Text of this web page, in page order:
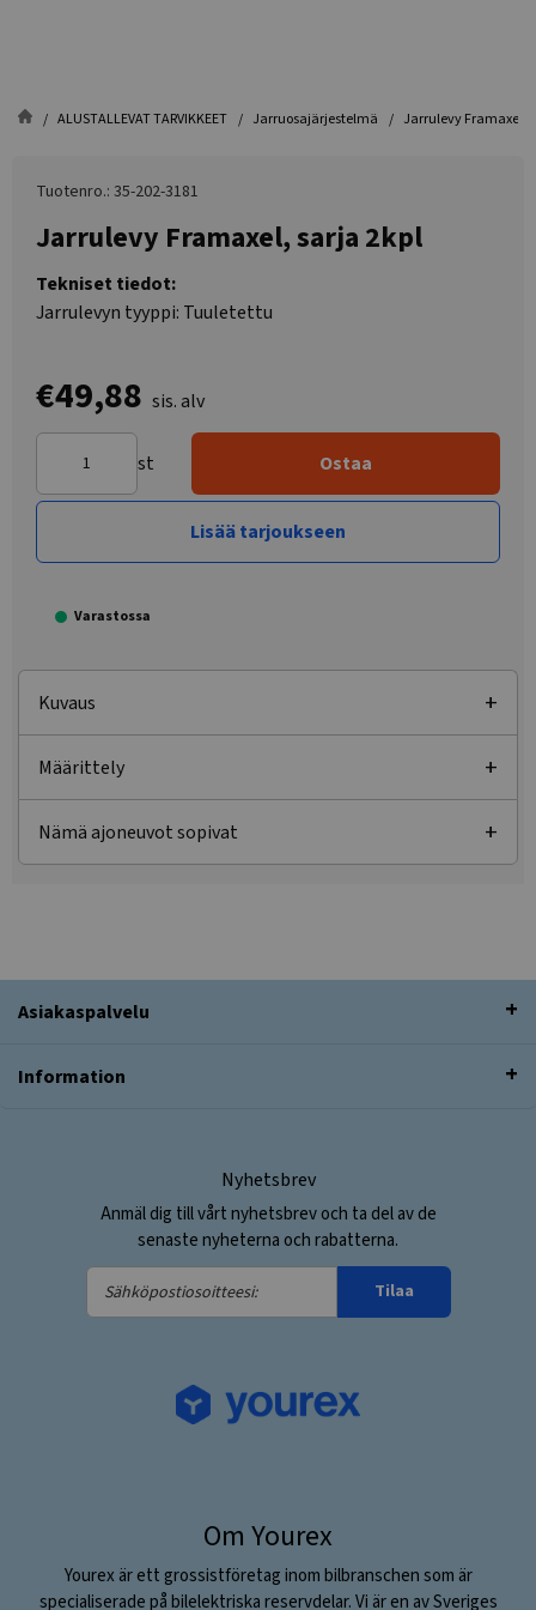
ALUSTALLEVAT TARVIKKEET Jarruosajärjestelmä Jarrulevy Framaxel,
Tuotenro.: 35-202-3181
Jarrulevy Framaxel, sarja 2kpl
Tekniset tiedot:
Jarrulevyn tyyppi: Tuuletettu
€49,88 sis. alv
st Ostaa
Lisää tarjoukseen
Varastossa
Kuvaus
Määrittely
Nämä ajoneuvot sopivat
Asiakaspalvelu
Information
Nyhetsbrev
Anmäl dig till vårt nyhetsbrev och ta del av de
senaste nyheterna och rabatterna.
Sähköpostiosoitteesi:
Tilaa
Om Yourex
Yourex är ett grossistföretag inom bilbranschen som är
specialiserade på bilelektriska reservdelar. Vi är en av Sveriges